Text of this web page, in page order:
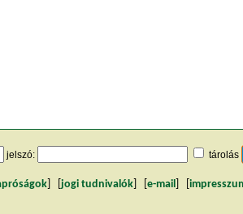
jelszó: tárolás
jogi tudnivalók e-mail